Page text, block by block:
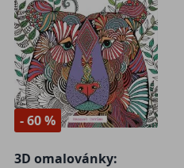
- 60 %
3D omalovánky: